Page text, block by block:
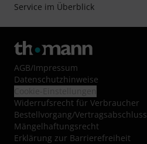
Service im Überblick
AGB/Impressum
Datenschutzhinweise
Widerrufsrecht für Verbraucher
Bestellvorgang/Vertragsabschluss
Mängelhaftungsrecht
Erklärung zur Barrierefreiheit